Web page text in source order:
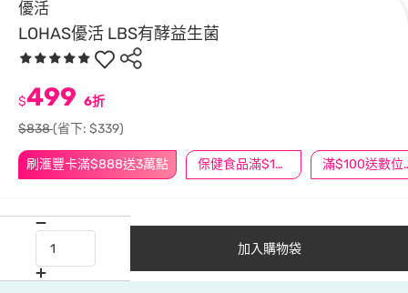
優活
LOHAS優活 LBS有酵益生菌
刷滙豐卡滿$888送3萬點 保健食品滿$1200送$100 滿
$499 6折
$838(省下: $339)
加入購物袋